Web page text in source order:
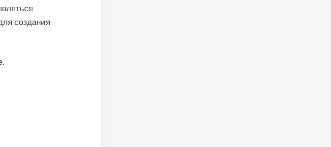
создания